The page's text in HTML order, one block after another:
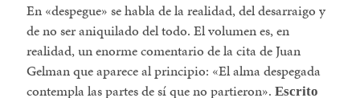
En «despegue» se habla de la realidad, del desarraigo y
de no ser aniquilado del todo. El volumen es, en
realidad, un enorme comentario de la cita de Juan
Gelman que aparece al principio: «El alma despegada
contempla las partes de sí que no partieron».Escrito